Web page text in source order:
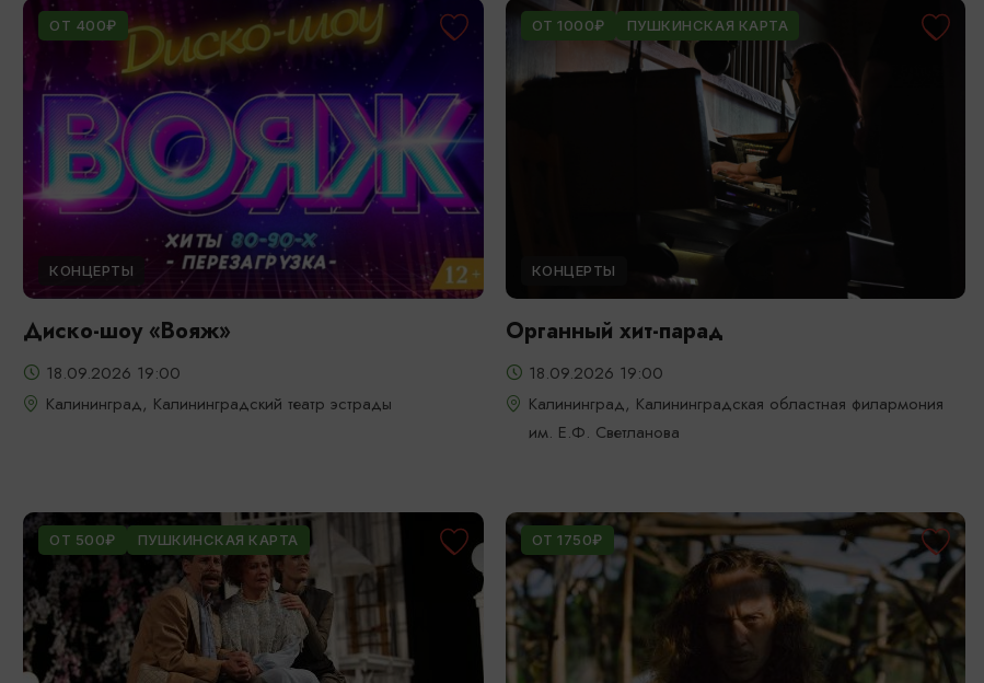
ОТ 400₽
КОНЦЕРТЫ
Диско-шоу «Вояж»
18.09.2026 19:00
Калининград, Калининградский театр эстрады
ОТ 1000₽ ПУШКИНСКАЯ КАРТА
КОНЦЕРТЫ
Органный хит-парад
18.09.2026 19:00
Калининград, Калининградская областная филармония
им. Е.Ф. Светланова
ОТ 500₽ ПУШКИНСКАЯ КАРТА ОТ 1750₽